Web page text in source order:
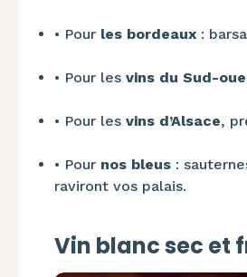
•​ Pour les bordeaux :
•​ Pour les vins du Sud-
•​ Pour les vins d’Alsace,
•​ Pour nos bleus :
raviront vos palais.
Vin blanc sec et